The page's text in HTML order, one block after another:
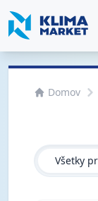
Domov
Všetky